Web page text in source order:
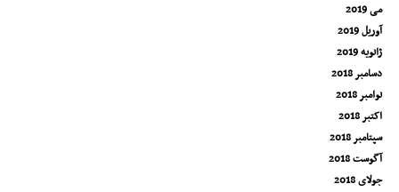
می 2019
آوریل 2019
ژانویه 2019
دسامبر 2018
نوامبر 2018
اکتبر 2018
سپتامبر 2018
آگوست 2018
جولای 2018